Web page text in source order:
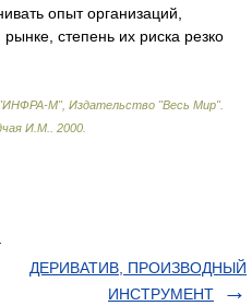
опыт организаций,
степень их риска резко
М", Издательство "Весь Мир".
И.М.
2000
ДЕРИВАТИВ, ПРОИЗВОДНЫЙ
ИНСТРУМЕНТ